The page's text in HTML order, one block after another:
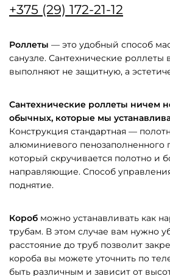
+375 (29) 172-21-12
Роллеты — это удобный способ
санузле. Сантехнические роллеты
выполняют не защитную, а
Сантехнические роллеты ничем
обычных, которые мы
Конструкция стандартная —
алюминиевого пенозаполненного
который скручивается полотно и
направляющие. Способ
поднятие.
Короб можно устанавливать как
трубам. В этом случае вам нужно
расстояние до труб позволит
короба вы можете уточнить по
быть различным и зависит от